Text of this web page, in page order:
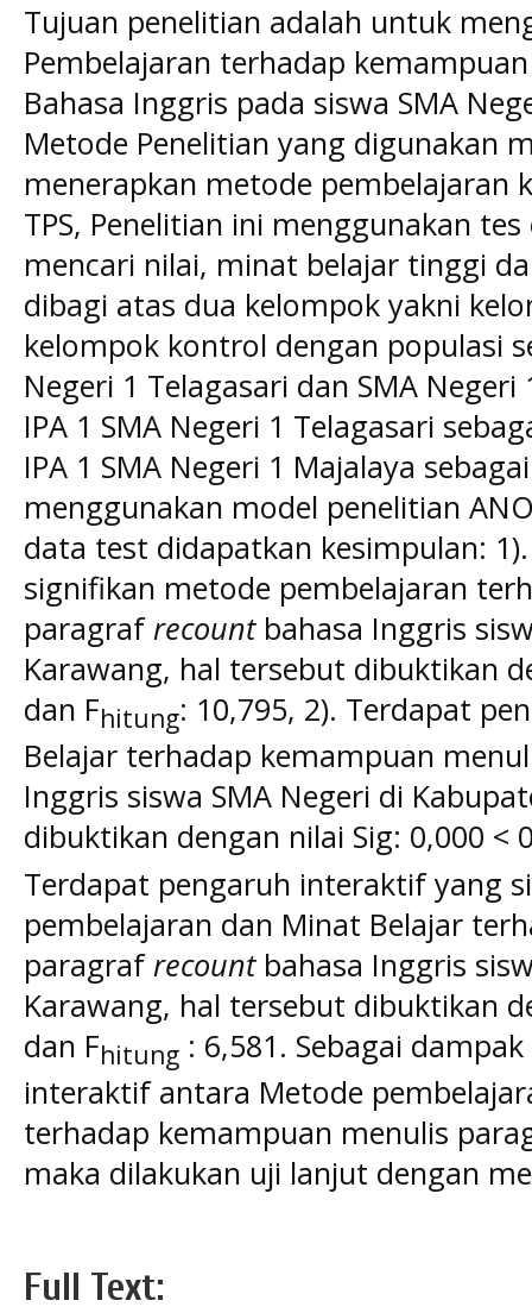
Tujuan penelitian adalah untuk
Pembelajaran terhadap
Bahasa Inggris pada siswa SMA
Metode Penelitian yang digunakan
menerapkan metode
TPS, Penelitian ini menggunakan
mencari nilai, minat belajar tinggi
dibagi atas dua kelompok yakni
kelompok kontrol dengan populasi
Negeri 1 Telagasari dan SMA
IPA 1 SMA Negeri 1 Telagasari
IPA 1 SMA Negeri 1 Majalaya
menggunakan model penelitian
data test didapatkan kesimpulan:
signifikan metode pembelajaran
paragrafrecount bahasa Inggris
Karawang, hal tersebut dibuktikan
dan Fhitung: 10,795, 2). Terdapat
Belajar terhadap kemampuan
Inggris siswa SMA Negeri di
dibuktikan dengan nilai Sig: 0,000 <
Terdapat pengaruh interaktif yang
pembelajaran dan Minat Belajar
paragraf recount bahasa Inggris
Karawang, hal tersebut dibuktikan
dan Fhitung : 6,581. Sebagai
interaktif antara Metode
terhadap kemampuan menulis
maka dilakukan uji lanjut dengan
Full Text: